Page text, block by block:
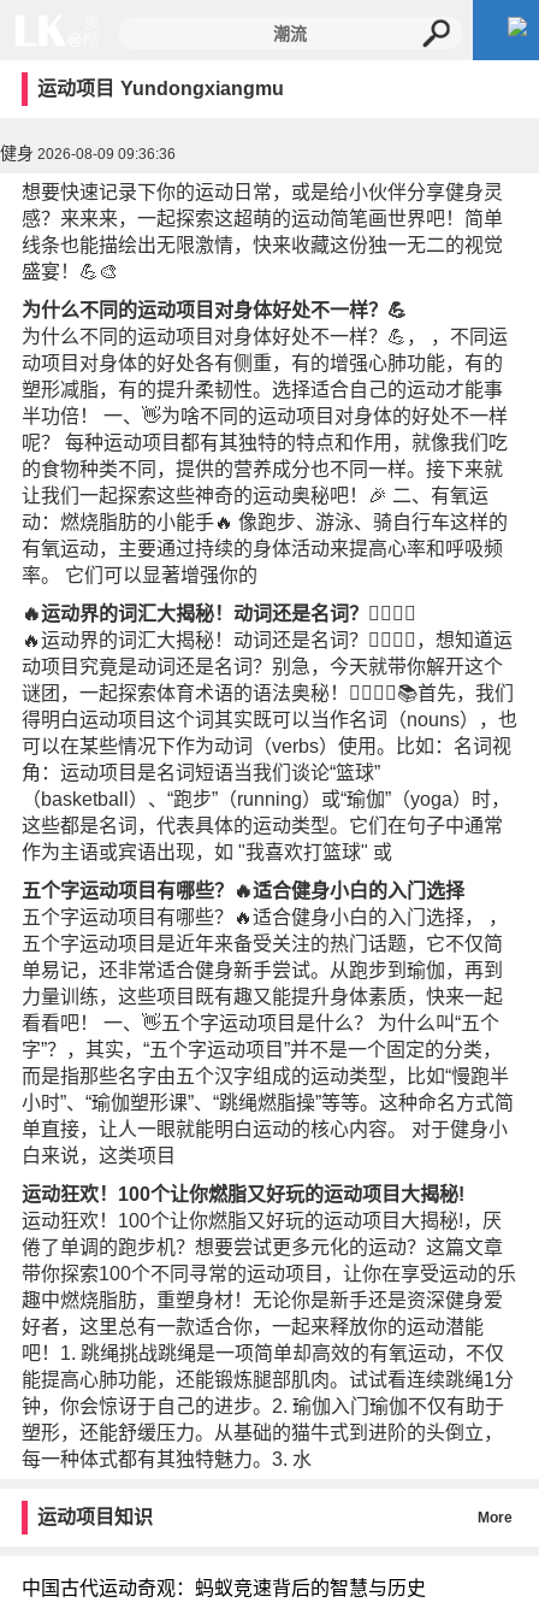
运动项目 Yundongxiangmu
健身 2026-08-09 09:36:36
想要快速记录下你的运动日常，或是给小伙伴分享健身灵
感？来来来，一起探索这超萌的运动简笔画世界吧！简单
线条也能描绘出无限激情，快来收藏这份独一无二的视觉
盛宴！💪🎨
为什么不同的运动项目对身体好处不一样？💪
为什么不同的运动项目对身体好处不一样？💪， ，不同运
动项目对身体的好处各有侧重，有的增强心肺功能，有的
塑形减脂，有的提升柔韧性。选择适合自己的运动才能事
半功倍！ 一、👋为啥不同的运动项目对身体的好处不一样
呢？ 每种运动项目都有其独特的特点和作用，就像我们吃
的食物种类不同，提供的营养成分也不同一样。接下来就
让我们一起探索这些神奇的运动奥秘吧！🎉 二、有氧运
动：燃烧脂肪的小能手🔥 像跑步、游泳、骑自行车这样的
有氧运动，主要通过持续的身体活动来提高心率和呼吸频
率。 它们可以显著增强你的
🔥运动界的词汇大揭秘！动词还是名词？🏃‍♀️🏃‍♂️
🔥运动界的词汇大揭秘！动词还是名词？🏃‍♀️🏃‍♂️，想知道运
动项目究竟是动词还是名词？别急，今天就带你解开这个
谜团，一起探索体育术语的语法奥秘！🏃‍♀️🏃‍♂️📚首先，我们
得明白运动项目这个词其实既可以当作名词（nouns），也
可以在某些情况下作为动词（verbs）使用。比如：名词视
角：运动项目是名词短语当我们谈论“篮球”
（basketball）、“跑步”（running）或“瑜伽”（yoga）时，
这些都是名词，代表具体的运动类型。它们在句子中通常
作为主语或宾语出现，如 "我喜欢打篮球" 或
五个字运动项目有哪些？🔥适合健身小白的入门选择
五个字运动项目有哪些？🔥适合健身小白的入门选择， ，
五个字运动项目是近年来备受关注的热门话题，它不仅简
单易记，还非常适合健身新手尝试。从跑步到瑜伽，再到
力量训练，这些项目既有趣又能提升身体素质，快来一起
看看吧！ 一、👋五个字运动项目是什么？ 为什么叫“五个
字”？，其实，“五个字运动项目”并不是一个固定的分类，
而是指那些名字由五个汉字组成的运动类型，比如“慢跑半
小时”、“瑜伽塑形课”、“跳绳燃脂操”等等。这种命名方式简
单直接，让人一眼就能明白运动的核心内容。 对于健身小
白来说，这类项目
运动狂欢！100个让你燃脂又好玩的运动项目大揭秘!
运动狂欢！100个让你燃脂又好玩的运动项目大揭秘!，厌
倦了单调的跑步机？想要尝试更多元化的运动？这篇文章
带你探索100个不同寻常的运动项目，让你在享受运动的乐
趣中燃烧脂肪，重塑身材！无论你是新手还是资深健身爱
好者，这里总有一款适合你，一起来释放你的运动潜能
吧！1. 跳绳挑战跳绳是一项简单却高效的有氧运动，不仅
能提高心肺功能，还能锻炼腿部肌肉。试试看连续跳绳1分
钟，你会惊讶于自己的进步。2. 瑜伽入门瑜伽不仅有助于
塑形，还能舒缓压力。从基础的猫牛式到进阶的头倒立，
每一种体式都有其独特魅力。3. 水
运动项目知识 More
中国古代运动奇观：蚂蚁竞速背后的智慧与历史